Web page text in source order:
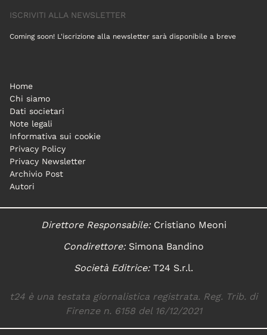
ISCRIVITI ALLA NEWSLETTER
Coming soon! L'iscrizione alla newsletter sarà disponibile a breve
Home
Chi siamo
Dati societari
Note legali
Informativa sui cookie
Privacy Policy
Privacy Newsletter
Archivio Post
Autori
Direttore Responsabile:Cristiano Meoni
Condirettore:Simona Bandino
Società Editrice:T24 S.r.l.
t24 è una testata giornalistica registrata. Reg. Trib. di
Firenze n. 6158 del 16/12/2021